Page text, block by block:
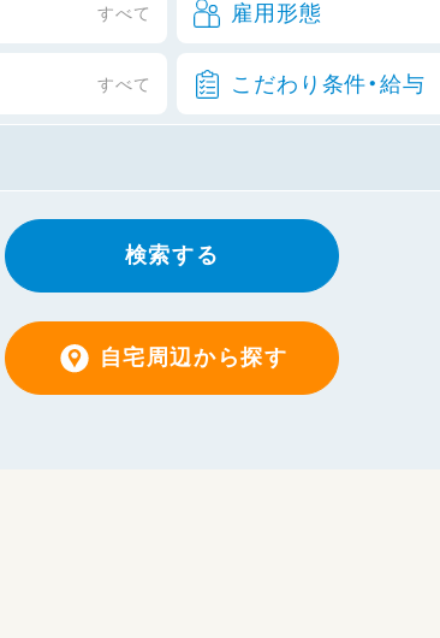
すべて 雇用形態
すべて こだわり条件・給与
検索する
自宅周辺から探す